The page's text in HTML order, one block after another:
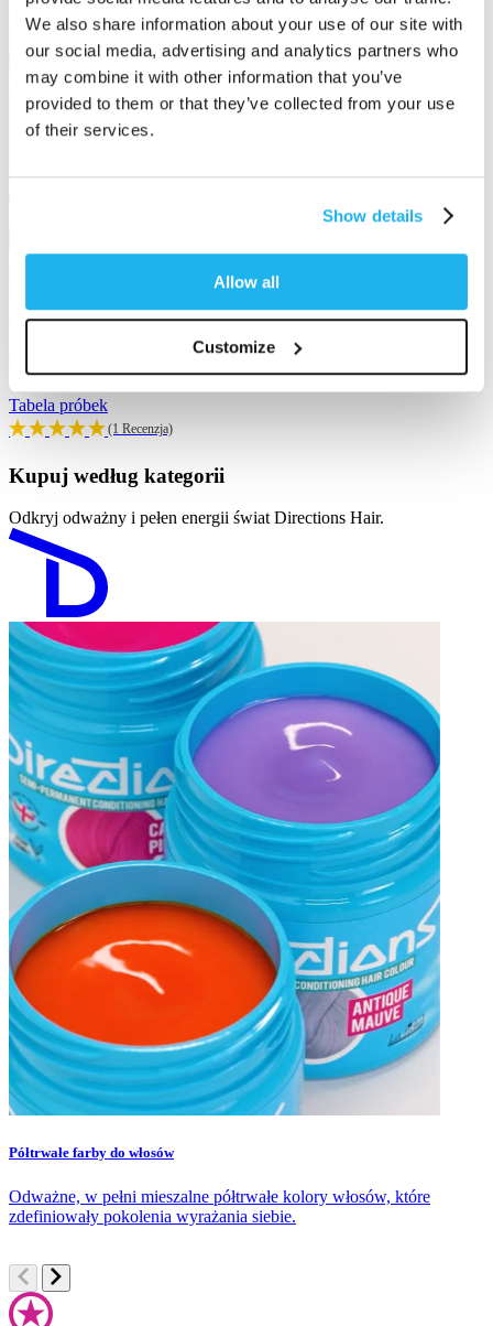
We also share information about your use of our site with
our social media, advertising and analytics partners who
may combine it with other information that you’ve
provided to them or that they’ve collected from your use
of their services.
Show details
Allow all
Customize
Tabela próbek
(1 Recenzja)
Kupuj według kategorii
Odkryj odważny i pełen energii świat Directions Hair.
Półtrwałe farby do włosów
Odważne, w pełni mieszalne półtrwałe kolory włosów, które
zdefiniowały pokolenia wyrażania siebie.